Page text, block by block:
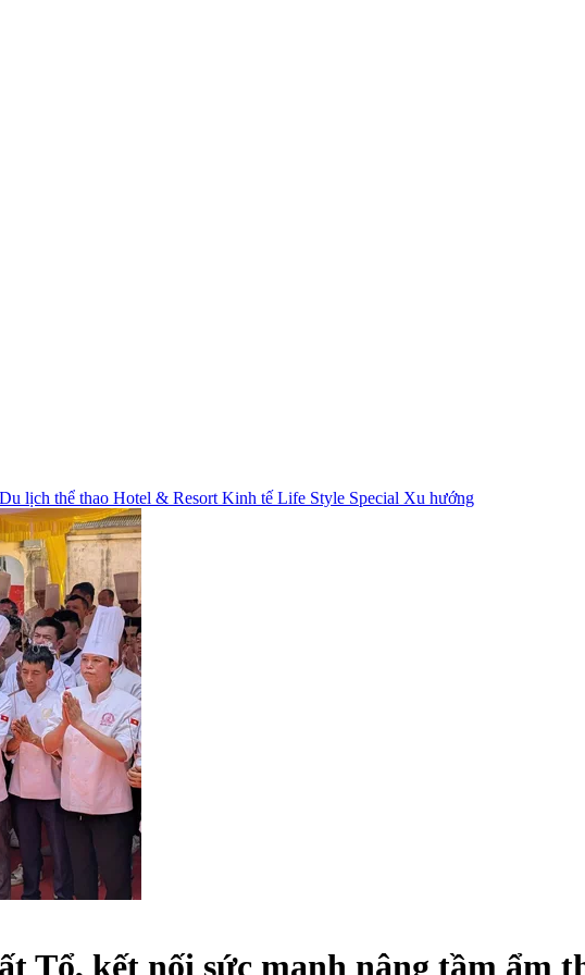
Du lịch thể thao Hotel & Resort Kinh tế Life Style Special Xu hướng
Tổ, kết nối sức mạnh nâng tầm ẩm